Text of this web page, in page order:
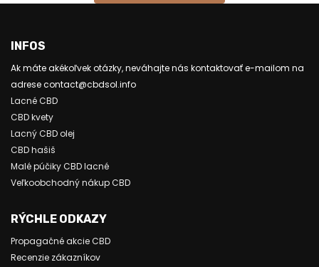
INFOS
Ak máte akékoľvek otázky, neváhajte nás kontaktovať e-mailom na
adrese contact@cbdsol.info
Lacné CBD
CBD kvety
Lacný CBD olej
CBD hašiš
Malé púčiky CBD lacné
Veľkoobchodný nákup CBD
RÝCHLE ODKAZY
Propagačné akcie CBD
Recenzie zákazníkov